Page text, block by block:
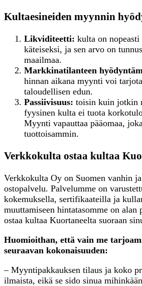
Kultaesineiden myynnin
Likviditeetti: kulta on nopeasti
käteiseksi, ja sen arvo on
maailmaa.
Markkinatilanteen
hinnan aikana myynti voi
taloudellisen edun.
Passiivisuus: toisin kuin jotkin
fyysinen kulta ei tuota
Myynti vapauttaa pääomaa,
tuottoisammin.
Verkkokulta ostaa kultaa
Verkkokulta Oy on Suomen vanhin
ostopalvelu. Palvelumme on
kokemuksella, sertifikaateilla ja
muuttamiseen hintatasomme on alan
ostaa kultaa Kuortaneelta suoraan
Huomioithan, että vain me
seuraavan kokonaisuuden:
– Myyntipakkauksen tilaus ja koko
ilmaista, eikä se sido sinua